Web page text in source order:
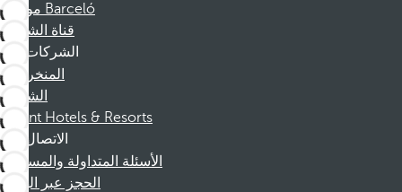
موظفو Barceló
قناة الشكوى
الشركات
المنخرطين
الشركاء
Dorint Hotels & Resorts
الاتصال
الأسئلة المتداولة والمساعدة
الحجز عبر الهاتف